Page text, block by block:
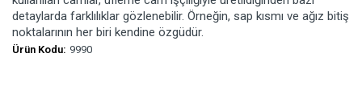
detaylarda farklılıklar gözlenebilir. Örneğin, sap kısmı ve ağız bitiş
noktalarının her biri kendine özgüdür.
Ürün Kodu: 9990